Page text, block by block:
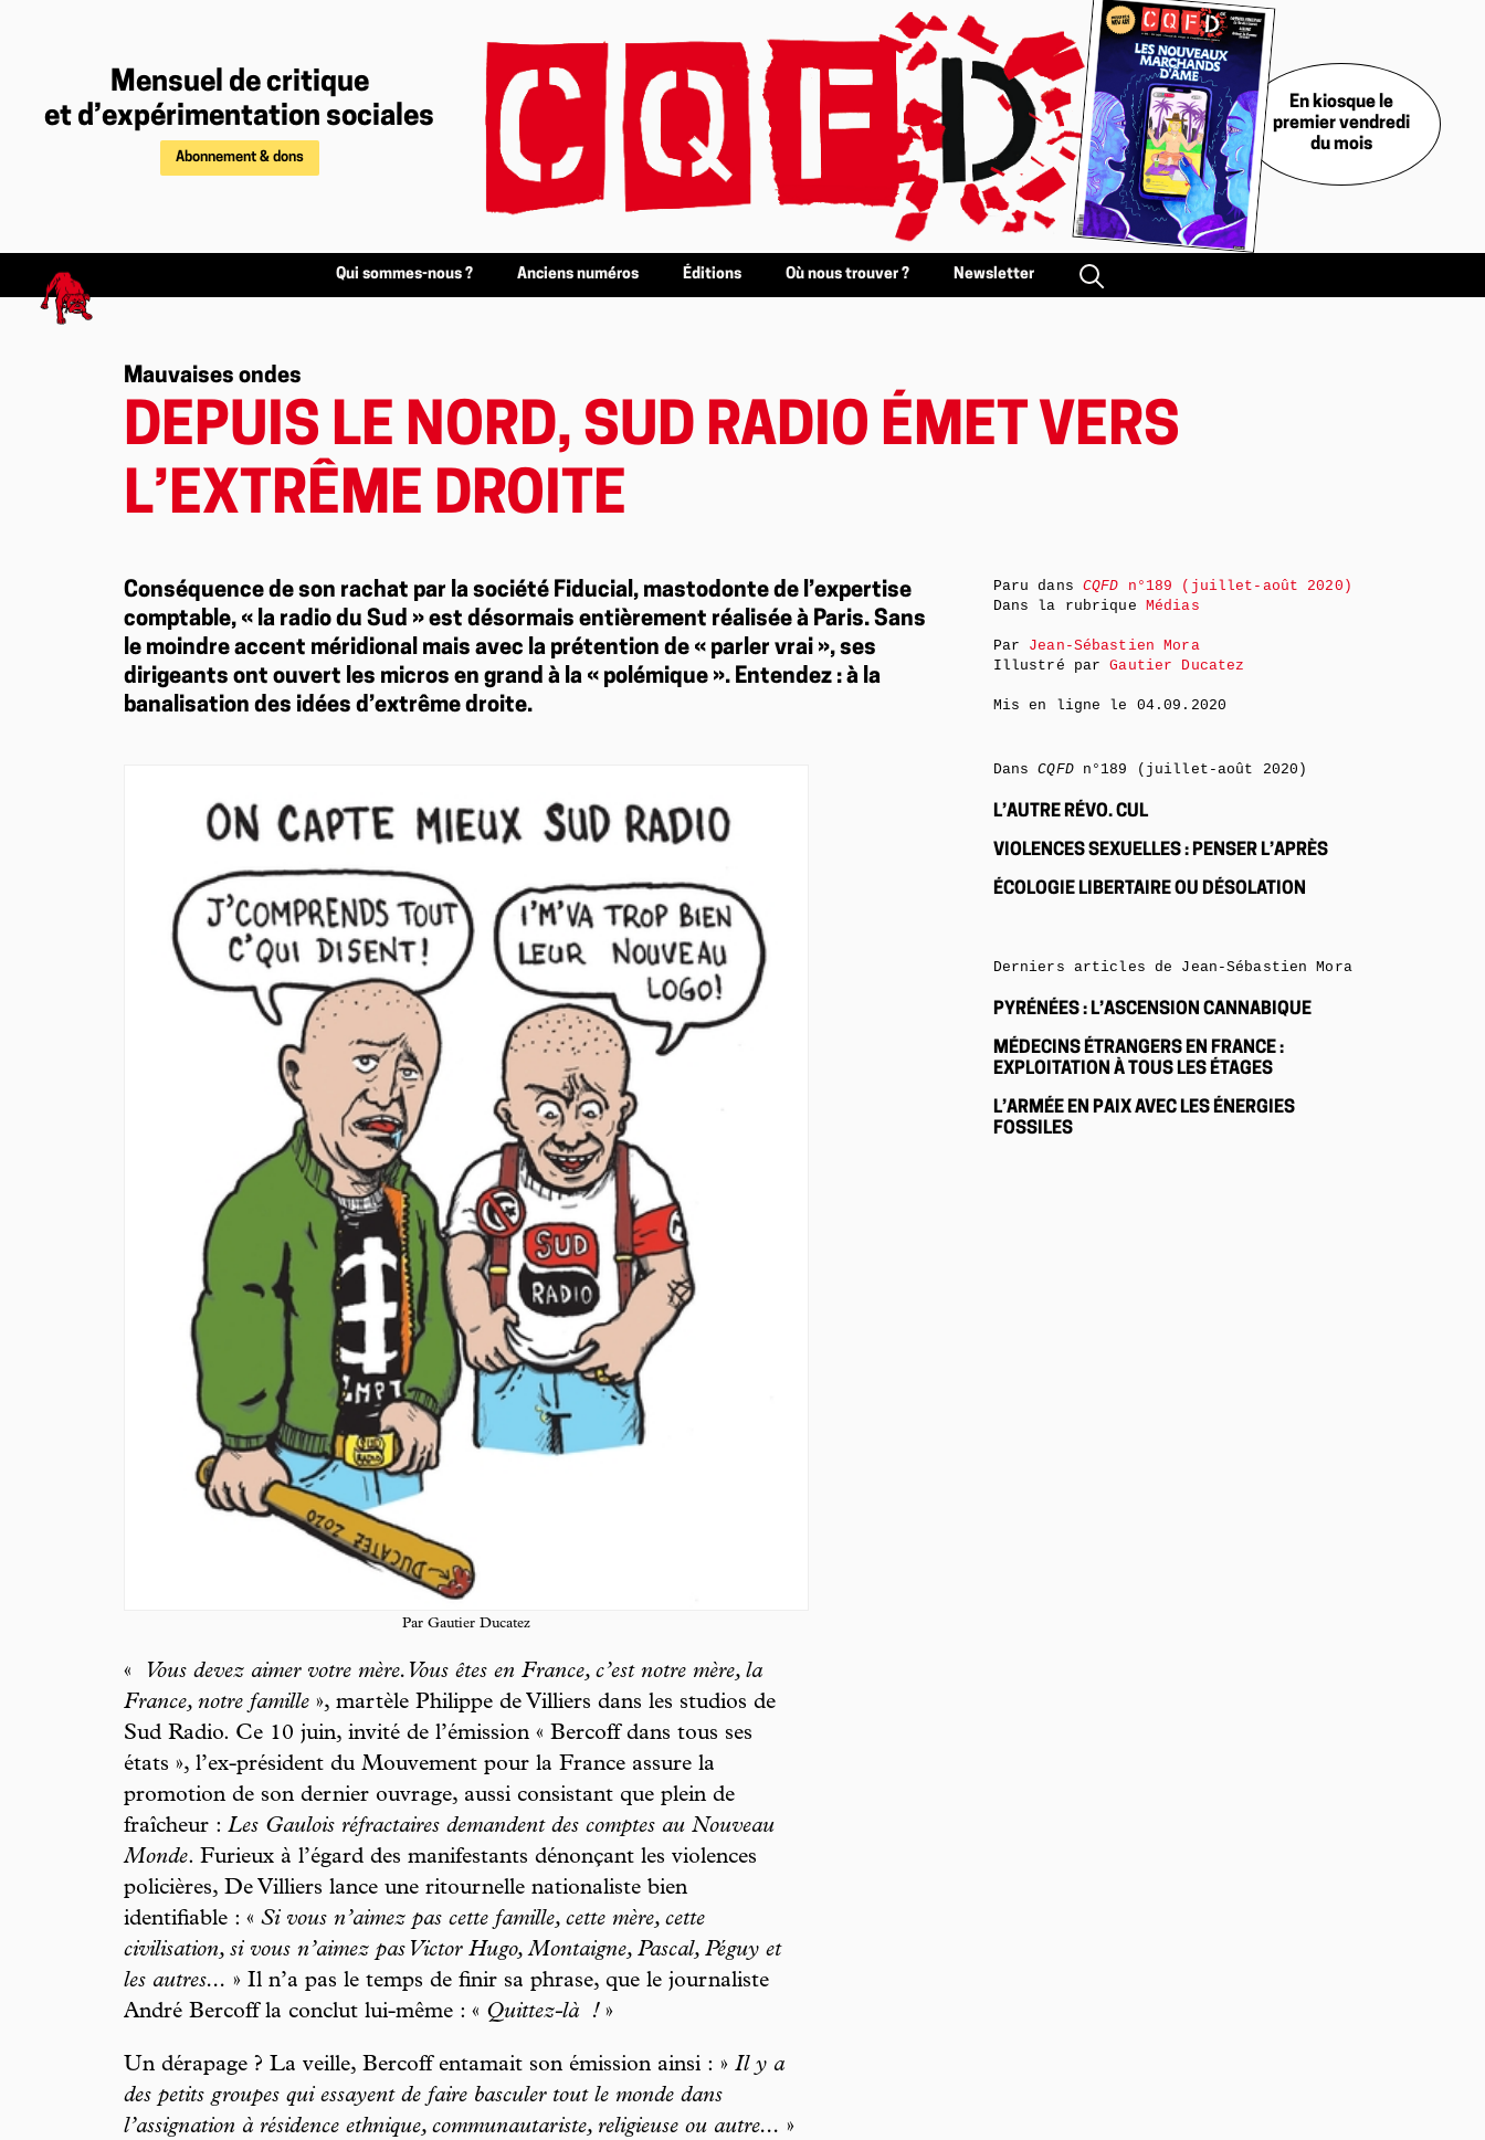
Mensuel de critique
et d’expérimentation sociales
Abonnement & dons
En kiosque le
premier vendredi
du mois
Qui sommes-nous ? Anciens numéros Éditions Où nous trouver ? Newsletter
Mauvaises ondes
DEPUIS LE NORD, SUD RADIO ÉMET VERS
L’EXTRÊME DROITE
Conséquence de son rachat par la société Fiducial, mastodonte de l’expertise
comptable, « la radio du Sud » est désormais entièrement réalisée à Paris. Sans
le moindre accent méridional mais avec la prétention de « parler vrai », ses
dirigeants ont ouvert les micros en grand à la « polémique ». Entendez : à la
banalisation des idées d’extrême droite.
Par Gautier Ducatez
«
Vous devez aimer votre mère. Vous êtes en France, c’est notre mère, la
France, notre famille », martèle Philippe de Villiers dans les studios de
Sud Radio. Ce 10 juin, invité de l’émission « Bercoff dans tous ses
états », l’ex-président du Mouvement pour la France assure la
promotion de son dernier ouvrage, aussi consistant que plein de
fraîcheur : Les Gaulois réfractaires demandent des comptes au Nouveau
Monde. Furieux à l’égard des manifestants dénonçant les violences
policières, De Villiers lance une ritournelle nationaliste bien
identifiable : « Si vous n’aimez pas cette famille, cette mère, cette
civilisation, si vous n’aimez pas Victor Hugo, Montaigne, Pascal, Péguy et
les autres... » Il n’a pas le temps de finir sa phrase, que le journaliste
André Bercoff la conclut lui-même : « Quittez-là !»
Un dérapage ? La veille, Bercoff entamait son émission ainsi : » Il y a
des petits groupes qui essayent de faire basculer tout le monde dans
l’assignation à résidence ethnique, communautariste, religieuse ou autre... »
Paru dans CQFD n°189 (juillet-août 2020)
Dans la rubrique Médias
Par Jean-Sébastien Mora
Illustré parGautier Ducatez
Mis en ligne le 04.09.2020
DansCQFDn°189 (juillet-août 2020)
L’AUTRE RÉVO. CUL
VIOLENCES SEXUELLES : PENSER L’APRÈS
ÉCOLOGIE LIBERTAIRE OU DÉSOLATION
Derniers articles de Jean-Sébastien Mora
PYRÉNÉES : L’ASCENSION CANNABIQUE
MÉDECINS ÉTRANGERS EN FRANCE :
EXPLOITATION À TOUS LES ÉTAGES
L’ARMÉE EN PAIX AVEC LES ÉNERGIES
FOSSILES